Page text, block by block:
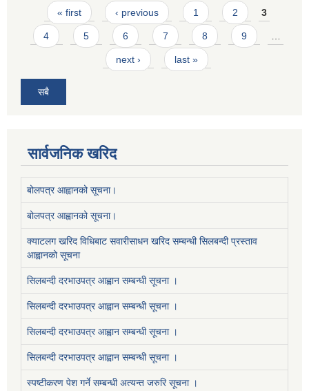
Pages
« first ‹ previous 1 2 3
4 5 6 7 8 9
next › last »
सबै
सार्वजनिक खरिद
बोलपत्र आह्वानको सूचना।
बोलपत्र आह्वानको सूचना।
क्याटलग खरिद विधिबाट सवारीसाधन खरिद सम्बन्धी सिलबन्दी प्रस्ताव
आह्वानको सूचना
सिलबन्दी दरभाउपत्र आह्वान सम्बन्धी सूचना ।
सिलबन्दी दरभाउपत्र आह्वान सम्बन्धी सूचना ।
सिलबन्दी दरभाउपत्र आह्वान सम्बन्धी सूचना ।
सिलबन्दी दरभाउपत्र आह्वान सम्बन्धी सूचना ।
स्पष्टीकरण पेश गर्ने सम्बन्धी अत्यन्त जरुरि सूचना ।